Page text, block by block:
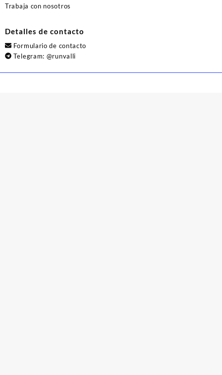
Trabaja con nosotros
Detalles de contacto
Formulario de contacto
Telegram: @runvalli